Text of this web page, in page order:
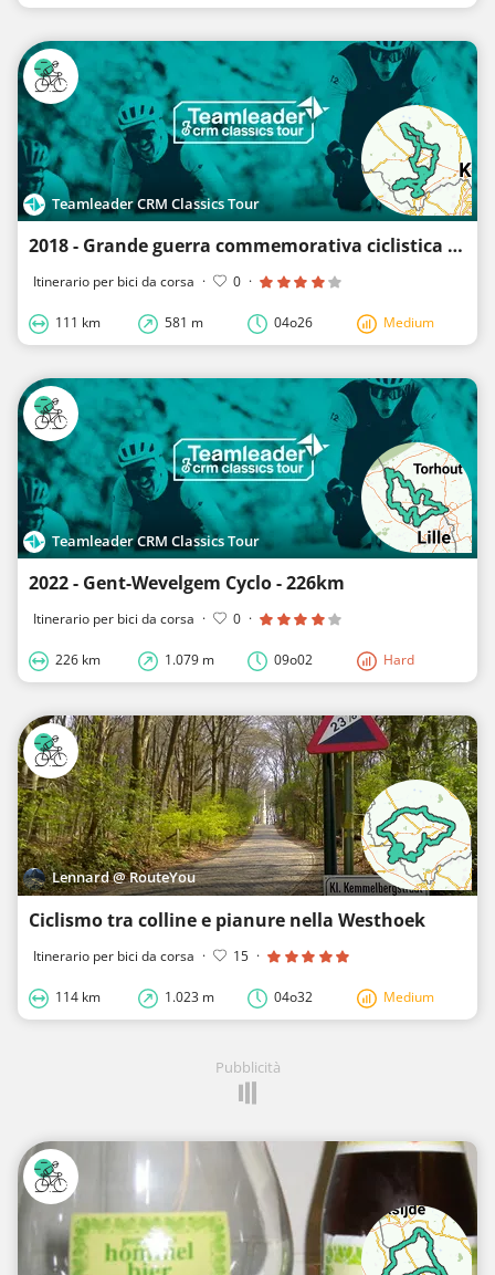
Teamleader CRM Classics Tour
2018 - Grande guerra commemorativa ciclistica - 111 km
Itinerario per bici da corsa · 0 ·
111 km 581 m 04o26 Medium
Teamleader CRM Classics Tour
2022 - Gent-Wevelgem Cyclo - 226km
Itinerario per bici da corsa · 0 ·
226 km 1.079 m 09o02 Hard
Lennard @ RouteYou
Ciclismo tra colline e pianure nella Westhoek
Itinerario per bici da corsa · 15 ·
114 km 1.023 m 04o32 Medium
Pubblicità